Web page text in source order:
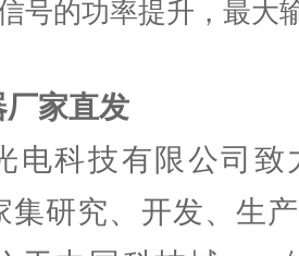
号的功率提升，最大
家直发
电科技有限公司
集研究、开发、生